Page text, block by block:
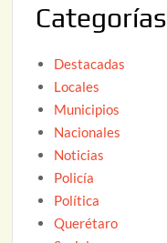
Categorías
Destacadas
Locales
Municipios
Nacionales
Noticias
Policía
Política
Querétaro